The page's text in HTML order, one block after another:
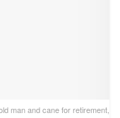
man and cane for retirement,